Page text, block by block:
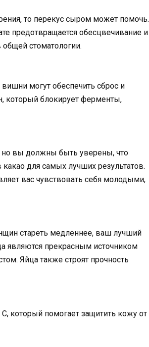
то перекус сыром может помочь.
предотвращается обесцвечивание и
общей стоматологии.
могут обеспечить сброс и
который блокирует ферменты,
но вы должны быть уверены, что
для самых лучших результатов.
вас чувствовать себя молодыми,
стареть медленнее, ваш лучший
являются прекрасным источником
Яйца также строят прочность
который помогает защитить кожу от